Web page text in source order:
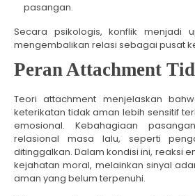
pasangan.
Secara psikologis, konflik menjadi
mengembalikan relasi sebagai pusat
Peran Attachment
Teori attachment menjelaskan
keterikatan tidak aman lebih sensitif
emosional. Kebahagiaan
relasional masa lalu, seperti
ditinggalkan. Dalam kondisi ini, reaksi
kejahatan moral, melainkan sinyal
aman yang belum terpenuhi.